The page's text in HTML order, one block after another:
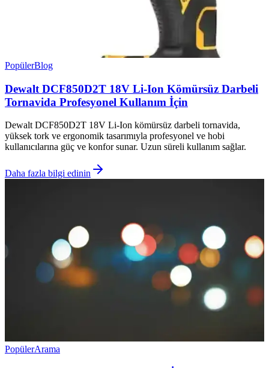
PopülerBlog
Dewalt DCF850D2T 18V Li-Ion Kömürsüz Darbeli
Tornavida Profesyonel Kullanım İçin
Dewalt DCF850D2T 18V Li-Ion kömürsüz darbeli tornavida,
yüksek tork ve ergonomik tasarımıyla profesyonel ve hobi
kullanıcılarına güç ve konfor sunar. Uzun süreli kullanım sağlar.
Daha fazla bilgi edinin
PopülerArama